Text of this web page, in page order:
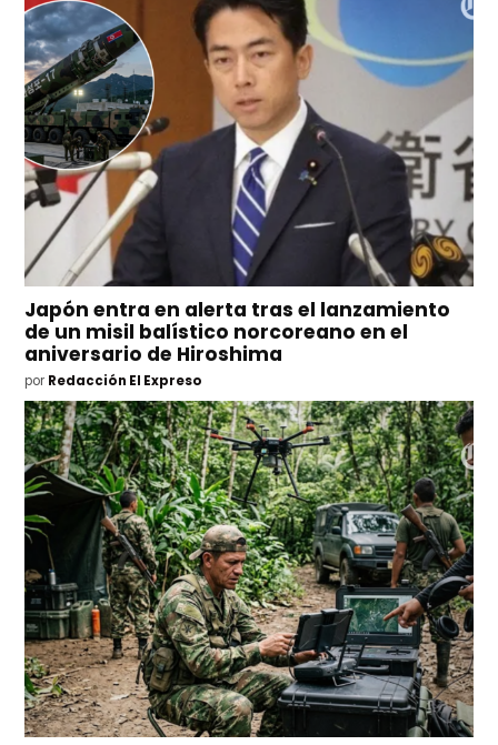
Japón entra en alerta tras el lanzamiento
de un misil balístico norcoreano en el
aniversario de Hiroshima
por Redacción El Expreso